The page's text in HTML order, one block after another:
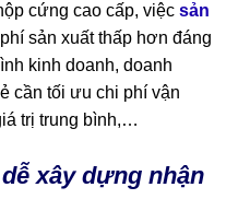
cứng cao cấp, việc sản
sản xuất thấp hơn đáng
kinh doanh, doanh
cần tối ưu chi phí vận
trị trung bình,…
xây dựng nhận